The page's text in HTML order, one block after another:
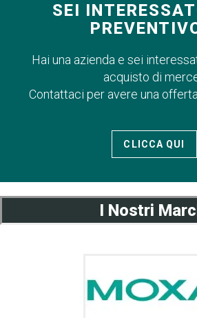
SEI
Hai una azienda e sei
acquisto di
Contattaci per avere una
CLICCA QUI
I Nostri